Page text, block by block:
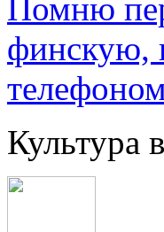
Помню
финскую,
Культура